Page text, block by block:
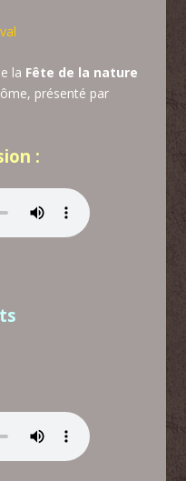
la Fête de la nature
présenté par
: